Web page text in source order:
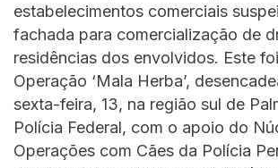
estabelecimentos comerciais
fachada para comercialização de
residências dos envolvidos. Este
Operação ‘Mala Herba’,
sexta-feira, 13, na região sul de
Polícia Federal, com o apoio do
Operações com Cães da Polícia